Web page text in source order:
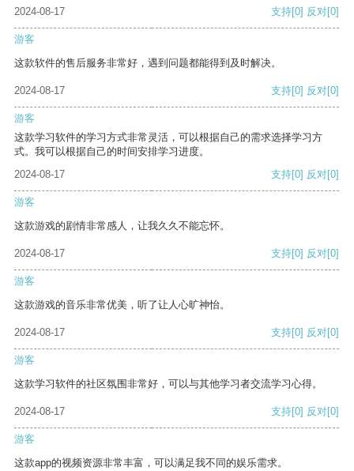
2024-08-17 支持[0] 反对[0]
游客
这款软件的售后服务非常好，遇到问题都能得到及时解决。
2024-08-17 支持[0] 反对[0]
游客
这款学习软件的学习方式非常灵活，可以根据自己的需求选择学习方
式。我可以根据自己的时间安排学习进度。
2024-08-17
支持[0] 反对[0]
游客
这款游戏的剧情非常感人，让我久久不能忘怀。
2024-08-17 支持[0] 反对[0]
游客
这款游戏的音乐非常优美，听了让人心旷神怡。
2024-08-17 支持[0] 反对[0]
游客
这款学习软件的社区氛围非常好，可以与其他学习者交流学习心得。
2024-08-17 支持[0] 反对[0]
游客
这款app的视频资源非常丰富，可以满足我不同的娱乐需求。